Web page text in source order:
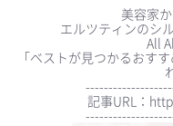
美容家
エルツティンのシ
All
「ベストが見つかるおす
記事URL：